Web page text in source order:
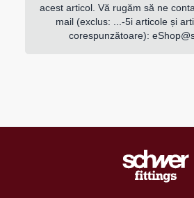
acest articol. Vă rugăm să ne
mail (exclus: ...-5i articole și
corespunzătoare):